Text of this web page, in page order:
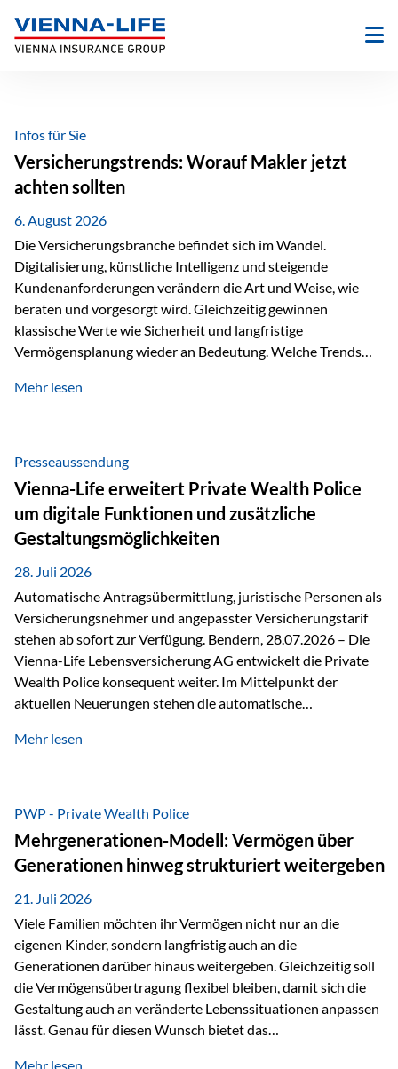
Inhalt
springen
Infos für Sie
Versicherungstrends: Worauf Makler jetzt
achten sollten
6. August 2026
Die Versicherungsbranche befindet sich im Wandel.
Digitalisierung, künstliche Intelligenz und steigende
Kundenanforderungen verändern die Art und Weise, wie
beraten und vorgesorgt wird. Gleichzeitig gewinnen
klassische Werte wie Sicherheit und langfristige
Vermögensplanung wieder an Bedeutung. Welche Trends
Blick behalten? Digitalisierung und KI verändern die
administrative Aufgaben, beschleunigen Abläufe und
schaffen mehr Zeit für das Wesentliche: die persönliche
Beratung. Gerade deshalb wird die individuelle Betreuung
zum entscheidenden Erfolgsfaktor. Technologie kann
unterstützen, Vertrauen entsteht jedoch weiterhin im
persönlichen Gespräch. Bei der Vienna-Life reagieren…
Mehr lesen
Presseaussendung
Vienna-Life erweitert Private Wealth Police
um digitale Funktionen und zusätzliche
Gestaltungsmöglichkeiten
28. Juli 2026
Automatische Antragsübermittlung, juristische Personen als
Versicherungsnehmer und angepasster Versicherungstarif
stehen ab sofort zur Verfügung. Bendern, 28.07.2026 – Die
Vienna-Life Lebensversicherung AG entwickelt die Private
Wealth Police konsequent weiter. Im Mittelpunkt der
aktuellen Neuerungen stehen die automatische
als Versicherungsnehmer einzusetzen, sowie eine
Abwicklung für Vertriebspartner deutlich effizienter
gestaltet. Anträge werden direkt elektronisch übermittelt,
Medienbrüche reduziert und die weitere Bearbeitung
beschleunigt. Ab sofort können auch juristische Personen,
wie Kapitalgesellschaften oder Stiftungen, als
Versicherungsnehmer eingesetzt werden. Damit erweitert
die Vienna-Life die Einsatzmöglichkeiten der Private Wealth
Police insbesondere für…
Mehr lesen
PWP - Private Wealth Police
Mehrgenerationen-Modell: Vermögen über
Generationen hinweg strukturiert weitergeben
21. Juli 2026
Viele Familien möchten ihr Vermögen nicht nur an die
eigenen Kinder, sondern langfristig auch an die
Generationen darüber hinaus weitergeben. Gleichzeitig soll
die Vermögensübertragung flexibel bleiben, damit sich die
Gestaltung auch an veränderte Lebenssituationen anpassen
lässt. Genau für diesen Wunsch bietet das
Mehr lesen